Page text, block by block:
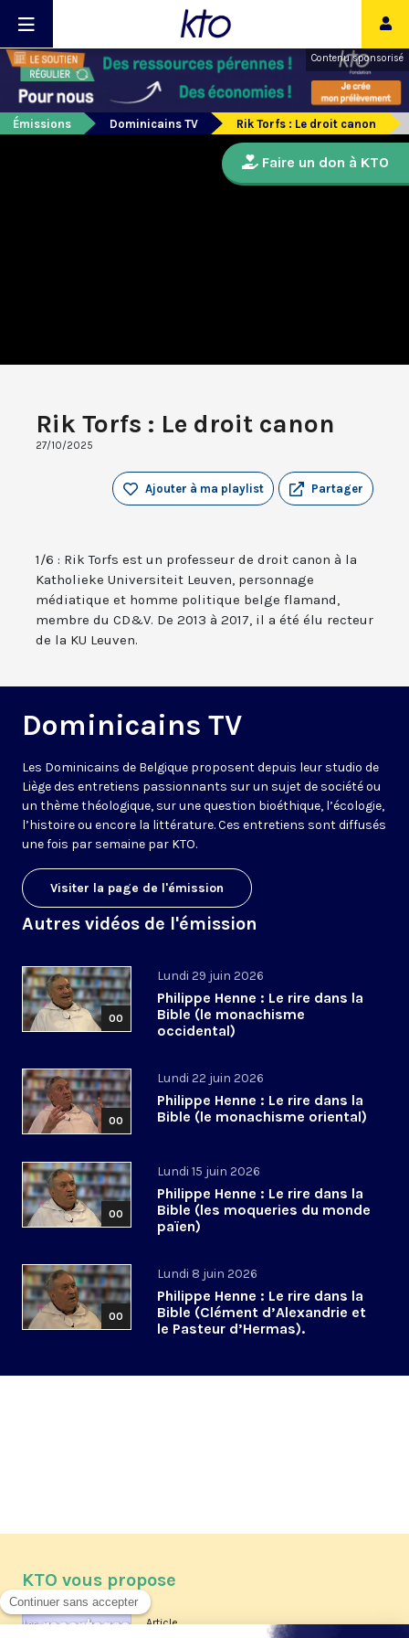
Contenu sponsorisé
Émissions Dominicains TV Rik Torfs : Le droit canon
Rik Torfs : Le droit canon
27/10/2025
Partager
Ajouter à ma playlist
1/6 : Rik Torfs est un professeur de droit canon à la
Katholieke Universiteit Leuven, personnage
médiatique et homme politique belge flamand,
membre du CD&V. De 2013 à 2017, il a été élu recteur
de la KU Leuven.
Dominicains TV
Les Dominicains de Belgique proposent depuis leur studio de
Liège des entretiens passionnants sur un sujet de société ou
un thème théologique, sur une question bioéthique, l’écologie,
l’histoire ou encore la littérature. Ces entretiens sont diffusés
une fois par semaine par KTO.
Visiter la page de l'émission
Autres vidéos de l'émission
00
Lundi 29 juin 2026
Philippe Henne : Le rire dans la
Bible (le monachisme
occidental)
00
Lundi 22 juin 2026
Philippe Henne : Le rire dans la
Bible (le monachisme oriental)
00
Lundi 15 juin 2026
Philippe Henne : Le rire dans la
Bible (les moqueries du monde
païen)
00
Lundi 8 juin 2026
Philippe Henne : Le rire dans la
Bible (Clément d’Alexandrie et
le Pasteur d’Hermas).
Faire un don à KTO
KTO vous propose
Article